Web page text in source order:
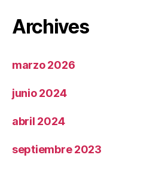
Archives
marzo 2026
junio 2024
abril 2024
septiembre 2023